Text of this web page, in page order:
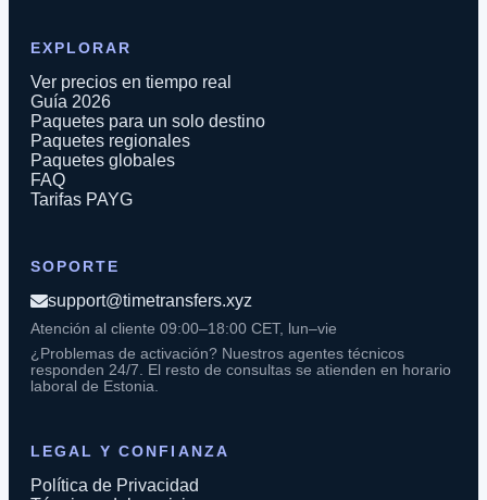
EXPLORAR
Ver precios en tiempo real
Guía 2026
Paquetes para un solo destino
Paquetes regionales
Paquetes globales
FAQ
Tarifas PAYG
SOPORTE
support@timetransfers.xyz
Atención al cliente 09:00–18:00 CET, lun–vie
¿Problemas de activación? Nuestros agentes técnicos
responden 24/7. El resto de consultas se atienden en horario
laboral de Estonia.
LEGAL Y CONFIANZA
Política de Privacidad